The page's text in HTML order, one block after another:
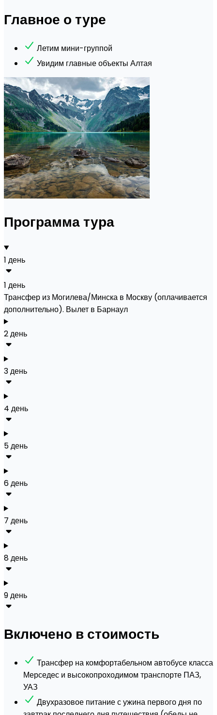
Главное о туре
Летим мини-группой
Увидим главные объекты Алтая
Программа тура
1 день
1 день
Трансфер из Могилева/Минска в Москву (оплачивается
дополнительно). Вылет в Барнаул
2 день
3 день
4 день
5 день
6 день
7 день
8 день
9 день
Включено в стоимость
Трансфер на комфортабельном автобусе класса
Мерседес и высокопроходимом транспорте ПАЗ,
УАЗ
Двухразовое питание с ужина первого дня по